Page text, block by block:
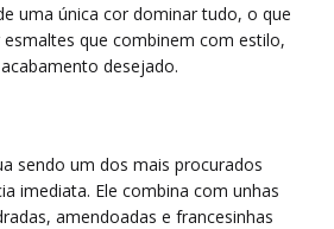
uma única cor dominar tudo, o que
que combinem com estilo,
desejado.
sendo um dos mais procurados
imediata. Ele combina com unhas
amendoadas e francesinhas